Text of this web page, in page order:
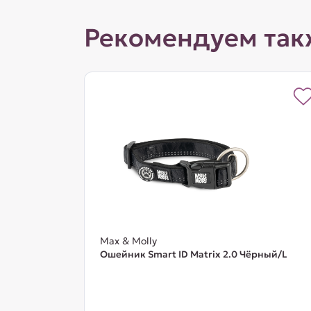
Рекомендуем
Max & Molly
Ошейник Smart ID Matrix 2.0 Чёрный/L